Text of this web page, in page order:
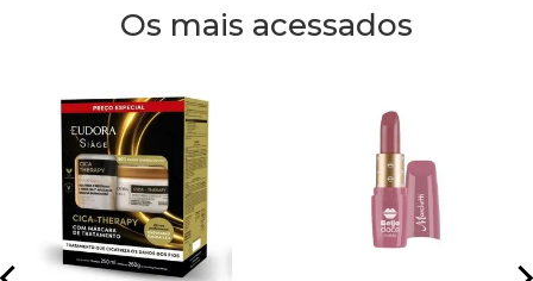
Os mais acessados